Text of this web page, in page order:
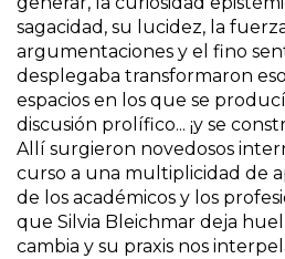
sagacidad, su lucidez, la
argumentaciones y el fino
desplegaba transformaron
espacios en los que se
discusión prolífico... ¡y se
Allí surgieron novedosos
curso a una multiplicidad de
de los académicos y los
que Silvia Bleichmar deja
cambia y su praxis nos